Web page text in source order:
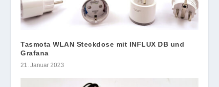
Tasmota WLAN Steckdose mit INFLUX DB und
Grafana
21. Januar 2023